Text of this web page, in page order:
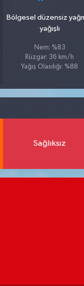
Bölgesel düzensiz
yağışlı
Nem: %83
Rüzgar: 36 km/h
Yağış Olasılığı: %88
Sağlıksız